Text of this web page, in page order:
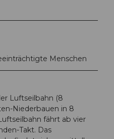
Menschen
Luftseilbahn (8
Niederbauen in 8
fährt ab vier
Takt. Das